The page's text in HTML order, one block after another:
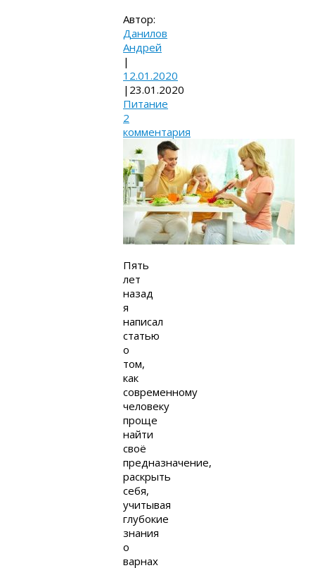
Автор:
Данилов
Андрей
|
12.01.2020
| 23.01.2020
Питание
2
комментария
Пять
лет
назад
я
написал
статью
о
том,
как
современному
человеку
проще
найти
своё
предназначение,
раскрыть
себя,
учитывая
глубокие
знания
о
варнах